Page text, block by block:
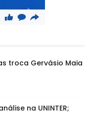
troca Gervásio Maia
na UNINTER;